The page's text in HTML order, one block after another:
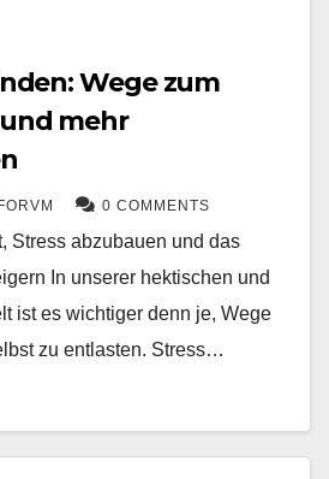
Wege zum
mehr
0 COMMENTS
Stress abzubauen und das
In unserer hektischen und
ist es wichtiger denn je, Wege
zu entlasten. Stress…